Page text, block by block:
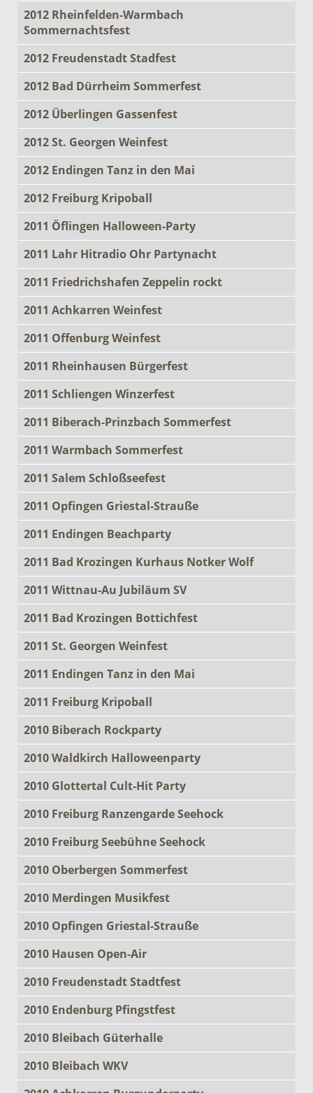
2012 Rheinfelden-Warmbach
Sommernachtsfest
2012 Freudenstadt Stadfest
2012 Bad Dürrheim Sommerfest
2012 Überlingen Gassenfest
2012 St. Georgen Weinfest
2012 Endingen Tanz in den Mai
2012 Freiburg Kripoball
2011 Öflingen Halloween-Party
2011 Lahr Hitradio Ohr Partynacht
2011 Friedrichshafen Zeppelin rockt
2011 Achkarren Weinfest
2011 Offenburg Weinfest
2011 Rheinhausen Bürgerfest
2011 Schliengen Winzerfest
2011 Biberach-Prinzbach Sommerfest
2011 Warmbach Sommerfest
2011 Salem Schloßseefest
2011 Opfingen Griestal-Strauße
2011 Endingen Beachparty
2011 Bad Krozingen Kurhaus Notker Wolf
2011 Wittnau-Au Jubiläum SV
2011 Bad Krozingen Bottichfest
2011 St. Georgen Weinfest
2011 Endingen Tanz in den Mai
2011 Freiburg Kripoball
2010 Biberach Rockparty
2010 Waldkirch Halloweenparty
2010 Glottertal Cult-Hit Party
2010 Freiburg Ranzengarde Seehock
2010 Freiburg Seebühne Seehock
2010 Oberbergen Sommerfest
2010 Merdingen Musikfest
2010 Opfingen Griestal-Strauße
2010 Hausen Open-Air
2010 Freudenstadt Stadtfest
2010 Endenburg Pfingstfest
2010 Bleibach Güterhalle
2010 Bleibach WKV